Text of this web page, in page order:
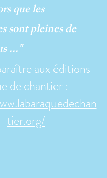
que les
sont pleines de
..."
aux éditions
de chantier :
tier.org/